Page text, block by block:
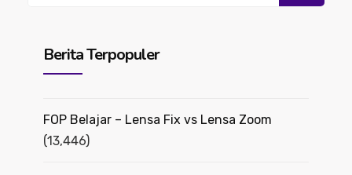
Berita Terpopuler
FOP Belajar – Lensa Fix vs Lensa Zoom
(13,446)